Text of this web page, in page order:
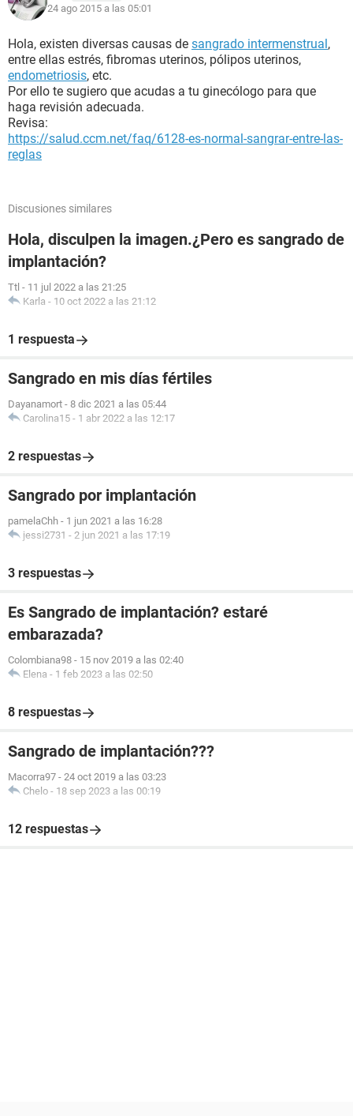
24 ago 2015 a las 05:01
Hola, existen diversas causas de sangrado intermenstrual,
entre ellas estrés, fibromas uterinos, pólipos uterinos,
endometriosis, etc.
Por ello te sugiero que acudas a tu ginecólogo para que
haga revisión adecuada.
Revisa:
https://salud.ccm.net/faq/6128-es-normal-sangrar-entre-las-
reglas
Discusiones similares
Hola, disculpen la imagen.¿Pero es sangrado de
implantación?
Ttl - 11 jul 2022 a las 21:25
Karla - 10 oct 2022 a las 21:12
1 respuesta
Sangrado en mis días fértiles
Dayanamort - 8 dic 2021 a las 05:44
Carolina15 - 1 abr 2022 a las 12:17
2 respuestas
Sangrado por implantación
pamelaChh - 1 jun 2021 a las 16:28
jessi2731 - 2 jun 2021 a las 17:19
3 respuestas
Es Sangrado de implantación? estaré
embarazada?
Colombiana98 - 15 nov 2019 a las 02:40
Elena - 1 feb 2023 a las 02:50
8 respuestas
Sangrado de implantación???
Macorra97 - 24 oct 2019 a las 03:23
Chelo - 18 sep 2023 a las 00:19
12 respuestas